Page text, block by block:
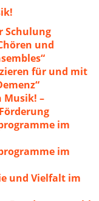
Schulung
und
für und mit
Musik! –
im
im
und Vielfalt im